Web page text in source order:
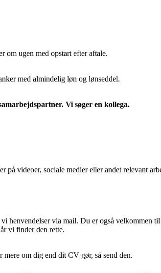
om ugen med opstart efter aftale.
med almindelig løn og lønseddel.
Vi søger en kollega.
på videoer, sociale medier eller andet relevant
henvendelser via mail. Du er også velkommen til
vi finder den rette.
om dig end dit CV gør, så send den.